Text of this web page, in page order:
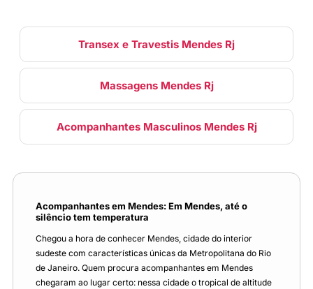
Transex e Travestis Mendes Rj
Massagens Mendes Rj
Acompanhantes Masculinos Mendes Rj
Acompanhantes em Mendes: Em Mendes, até o
silêncio tem temperatura
Chegou a hora de conhecer Mendes, cidade do interior
sudeste com características únicas da Metropolitana do Rio
de Janeiro. Quem procura acompanhantes em Mendes
chegaram ao lugar certo: nessa cidade o tropical de altitude